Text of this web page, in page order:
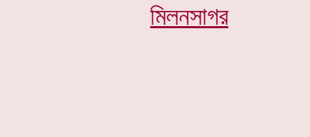
মিলনসাগর